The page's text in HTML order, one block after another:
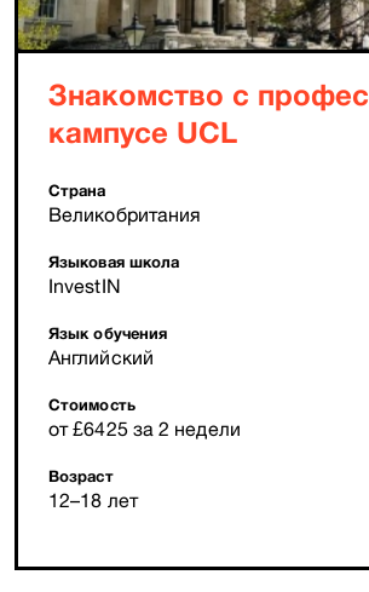
Знакомство с
кампусе UCL
Страна
Великобритания
Языковая школа
InvestIN
Язык обучения
Английский
Стоимость
от £6425 за 2 недели
Возраст
12–18 лет